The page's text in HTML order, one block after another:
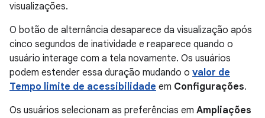
visualizações.
O botão de alternância desaparece da visualização após
cinco segundos de inatividade e reaparece quando o
usuário interage com a tela novamente. Os usuários
podem estender essa duração mudando o valor de
Tempo limite de acessibilidade em Configurações.
Os usuários selecionam as preferências em Ampliações